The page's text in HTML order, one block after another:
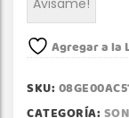
Agregar a la
SKU:
CATEGORÍA: